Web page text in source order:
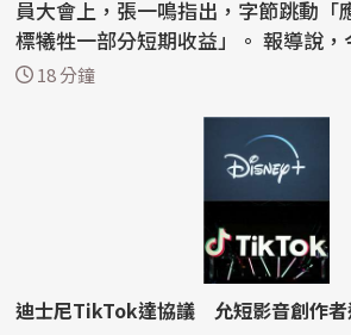
員大會上，張一鳴指出，字節跳動「
標犧牲一部分短期收益」。 報導說，今年以來，中國國
內AI...
18 分鐘
迪士尼TikTok達協議 允短影音創作者